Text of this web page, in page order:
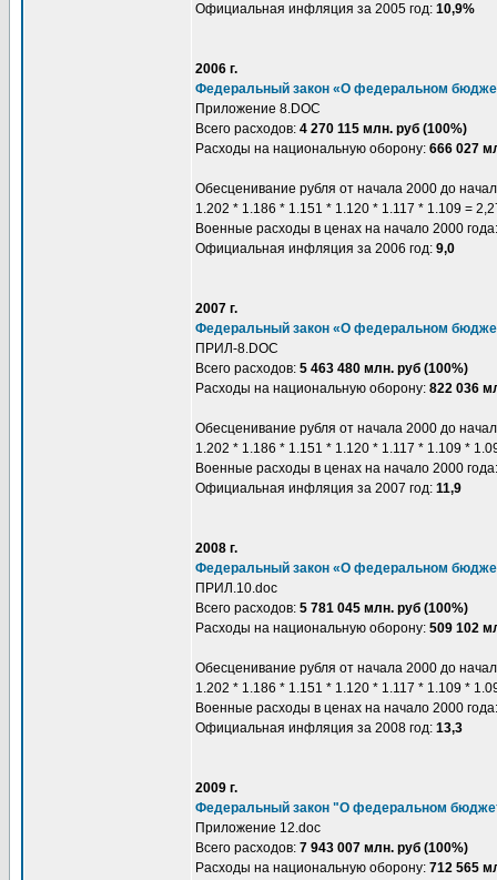
Официальная инфляция за 2005 год: 10,9%
2006 г.
Федеральный закон «О федеральном
Приложение 8.DOC
Всего расходов: 4 270 115 млн. руб (100%)
Расходы на национальную оборону: 666 027
Обесценивание рубля от начала 2000 до
1.202 * 1.186 * 1.151 * 1.120 * 1.117 * 1.109 =
Военные расходы в ценах на начало 2000
Официальная инфляция за 2006 год: 9,0
2007 г.
Федеральный закон «О федеральном
ПРИЛ-8.DOC
Всего расходов: 5 463 480 млн. руб (100%)
Расходы на национальную оборону: 822 036
Обесценивание рубля от начала 2000 до
1.202 * 1.186 * 1.151 * 1.120 * 1.117 * 1.109 *
Военные расходы в ценах на начало 2000
Официальная инфляция за 2007 год: 11,9
2008 г.
Федеральный закон «О федеральном
ПРИЛ.10.doc
Всего расходов: 5 781 045 млн. руб (100%)
Расходы на национальную оборону: 509 102
Обесценивание рубля от начала 2000 до
1.202 * 1.186 * 1.151 * 1.120 * 1.117 * 1.109 *
Военные расходы в ценах на начало 2000
Официальная инфляция за 2008 год: 13,3
2009 г.
Федеральный закон "О федеральном
Приложение 12.doc
Всего расходов: 7 943 007 млн. руб (100%)
Расходы на национальную оборону: 712 565